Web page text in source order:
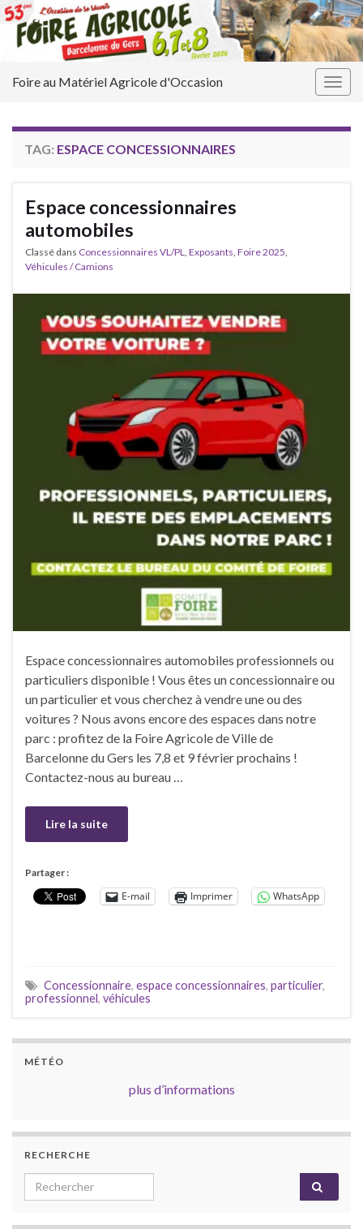
Foire au Matériel Agricole d'Occasion
TAG: ESPACE CONCESSIONNAIRES
Espace concessionnaires
automobiles
Classé dans Concessionnaires VL/PL Exposants Foire 2025
Véhicules / Camions
Espace concessionnaires automobiles professionnels ou
particuliers disponible ! Vous êtes un concessionnaire ou
un particulier et vous cherchez à vendre une ou des
voitures ? Nous avons encore des espaces dans notre
parc : profitez de la Foire Agricole de Ville de
Barcelonne du Gers les 7,8 et 9 février prochains !
Contactez-nous au bureau …
Lire la suite
Partager :
E-mail Imprimer WhatsApp
Concessionnaire, espace concessionnaires, particulier,
professionnel, véhicules
MÉTÉO
plus d’informations
RECHERCHE
Search for: